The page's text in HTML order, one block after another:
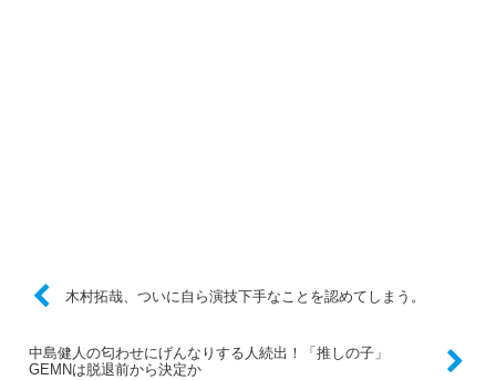
木村拓哉、ついに自ら演技下手なことを認めてしまう。
中島健人の匂わせにげんなりする人続出！「推しの子」
GEMNは脱退前から決定か